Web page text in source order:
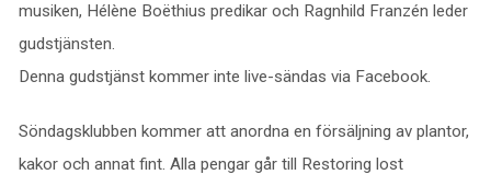
musiken, Hélène Boëthius predikar och Ragnhild Franzén leder
gudstjänsten.
Denna gudstjänst kommer inte live-sändas via Facebook.
Söndagsklubben kommer att anordna en försäljning av plantor,
kakor och annat fint. Alla pengar går till Restoring lost